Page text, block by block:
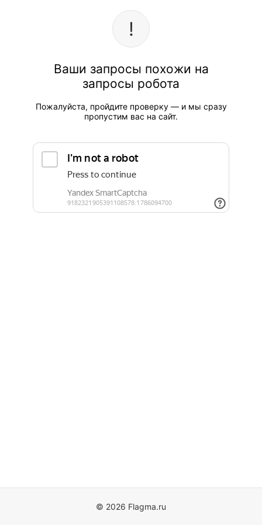
Ваши запросы похожи на
запросы робота
Пожалуйста, пройдите проверку — и мы сразу
пропустим вас на сайт.
© 2026 Flagma.ru